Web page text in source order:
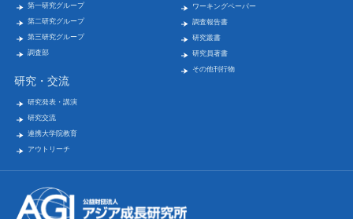
第一研究グループ
第二研究グループ
第三研究グループ
調査部
研究・交流
研究発表・講演
研究交流
連携大学院教育
アウトリーチ
ワーキングペーパー
調査報告書
研究叢書
研究員著書
その他刊行物